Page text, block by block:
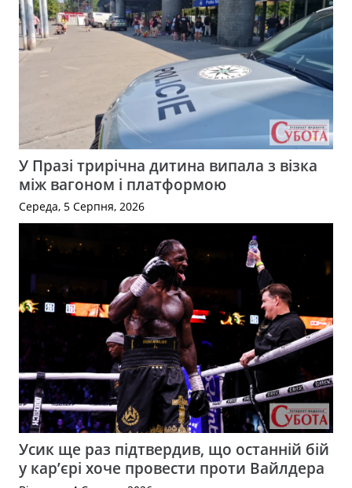
У Празі трирічна дитина випала з візка
між вагоном і платформою
Середа, 5 Серпня, 2026
Усик ще раз підтвердив, що останній бій
у кар’єрі хоче провести проти Вайлдера